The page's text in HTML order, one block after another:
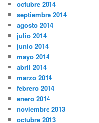
octubre 2014
septiembre 2014
agosto 2014
julio 2014
junio 2014
mayo 2014
abril 2014
marzo 2014
febrero 2014
enero 2014
noviembre 2013
octubre 2013